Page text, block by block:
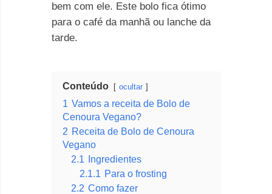
bem com ele. Este bolo fica ótimo
para o café da manhã ou lanche da
tarde.
Conteúdo ocultar
1 Vamos a receita de Bolo de
Cenoura Vegano?
2 Receita de Bolo de Cenoura
Vegano
2.1
Ingredientes
2.1.1 Para o frosting
2.2 Como fazer